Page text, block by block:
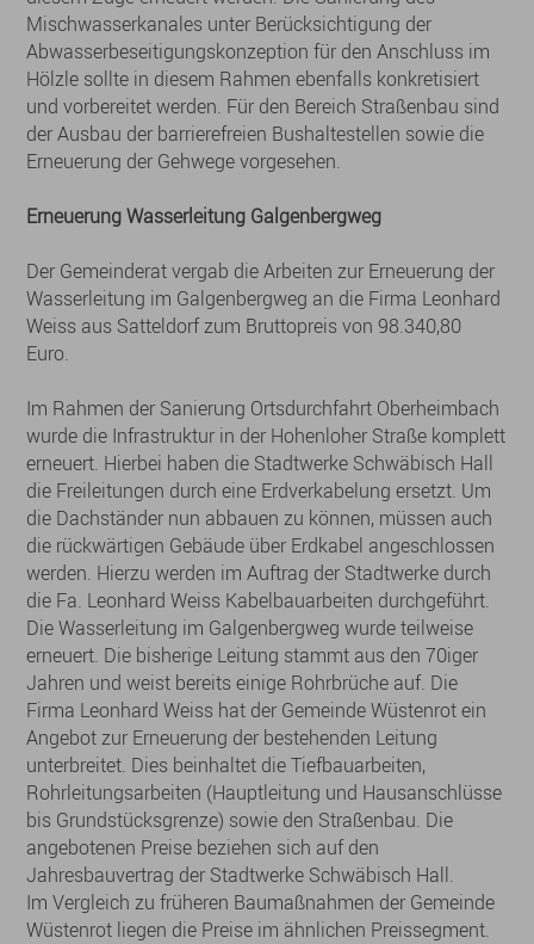
Mischwasserkanales unter Berücksichtigung der
Abwasserbeseitigungskonzeption für den Anschluss im
Hölzle sollte in diesem Rahmen ebenfalls konkretisiert
und vorbereitet werden. Für den Bereich Straßenbau sind
der Ausbau der barrierefreien Bushaltestellen sowie die
Erneuerung der Gehwege vorgesehen.
Erneuerung Wasserleitung Galgenbergweg
Der Gemeinderat vergab die Arbeiten zur Erneuerung der
Wasserleitung im Galgenbergweg an die Firma Leonhard
Weiss aus Satteldorf zum Bruttopreis von 98.340,80
Euro.
Im Rahmen der Sanierung Ortsdurchfahrt Oberheimbach
wurde die Infrastruktur in der Hohenloher Straße komplett
erneuert. Hierbei haben die Stadtwerke Schwäbisch Hall
die Freileitungen durch eine Erdverkabelung ersetzt. Um
die Dachständer nun abbauen zu können, müssen auch
die rückwärtigen Gebäude über Erdkabel angeschlossen
werden. Hierzu werden im Auftrag der Stadtwerke durch
die Fa. Leonhard Weiss Kabelbauarbeiten durchgeführt.
Die Wasserleitung im Galgenbergweg wurde teilweise
erneuert. Die bisherige Leitung stammt aus den 70iger
Jahren und weist bereits einige Rohrbrüche auf. Die
Firma Leonhard Weiss hat der Gemeinde Wüstenrot ein
Angebot zur Erneuerung der bestehenden Leitung
unterbreitet. Dies beinhaltet die Tiefbauarbeiten,
Rohrleitungsarbeiten (Hauptleitung und Hausanschlüsse
bis Grundstücksgrenze) sowie den Straßenbau. Die
angebotenen Preise beziehen sich auf den
Jahresbauvertrag der Stadtwerke Schwäbisch Hall.
Im Vergleich zu früheren Baumaßnahmen der Gemeinde
Wüstenrot liegen die Preise im ähnlichen Preissegment.